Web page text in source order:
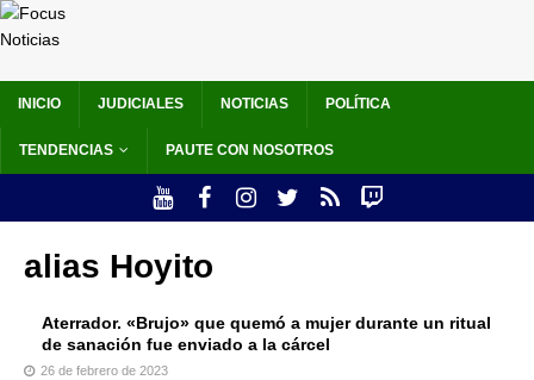
INICIO JUDICIALES NOTICIAS POLÍTICA
TENDENCIAS PAUTE CON NOSOTROS
alias Hoyito
Aterrador. «Brujo» que quemó a mujer durante un ritual
de sanación fue enviado a la cárcel
26 de febrero de 2023